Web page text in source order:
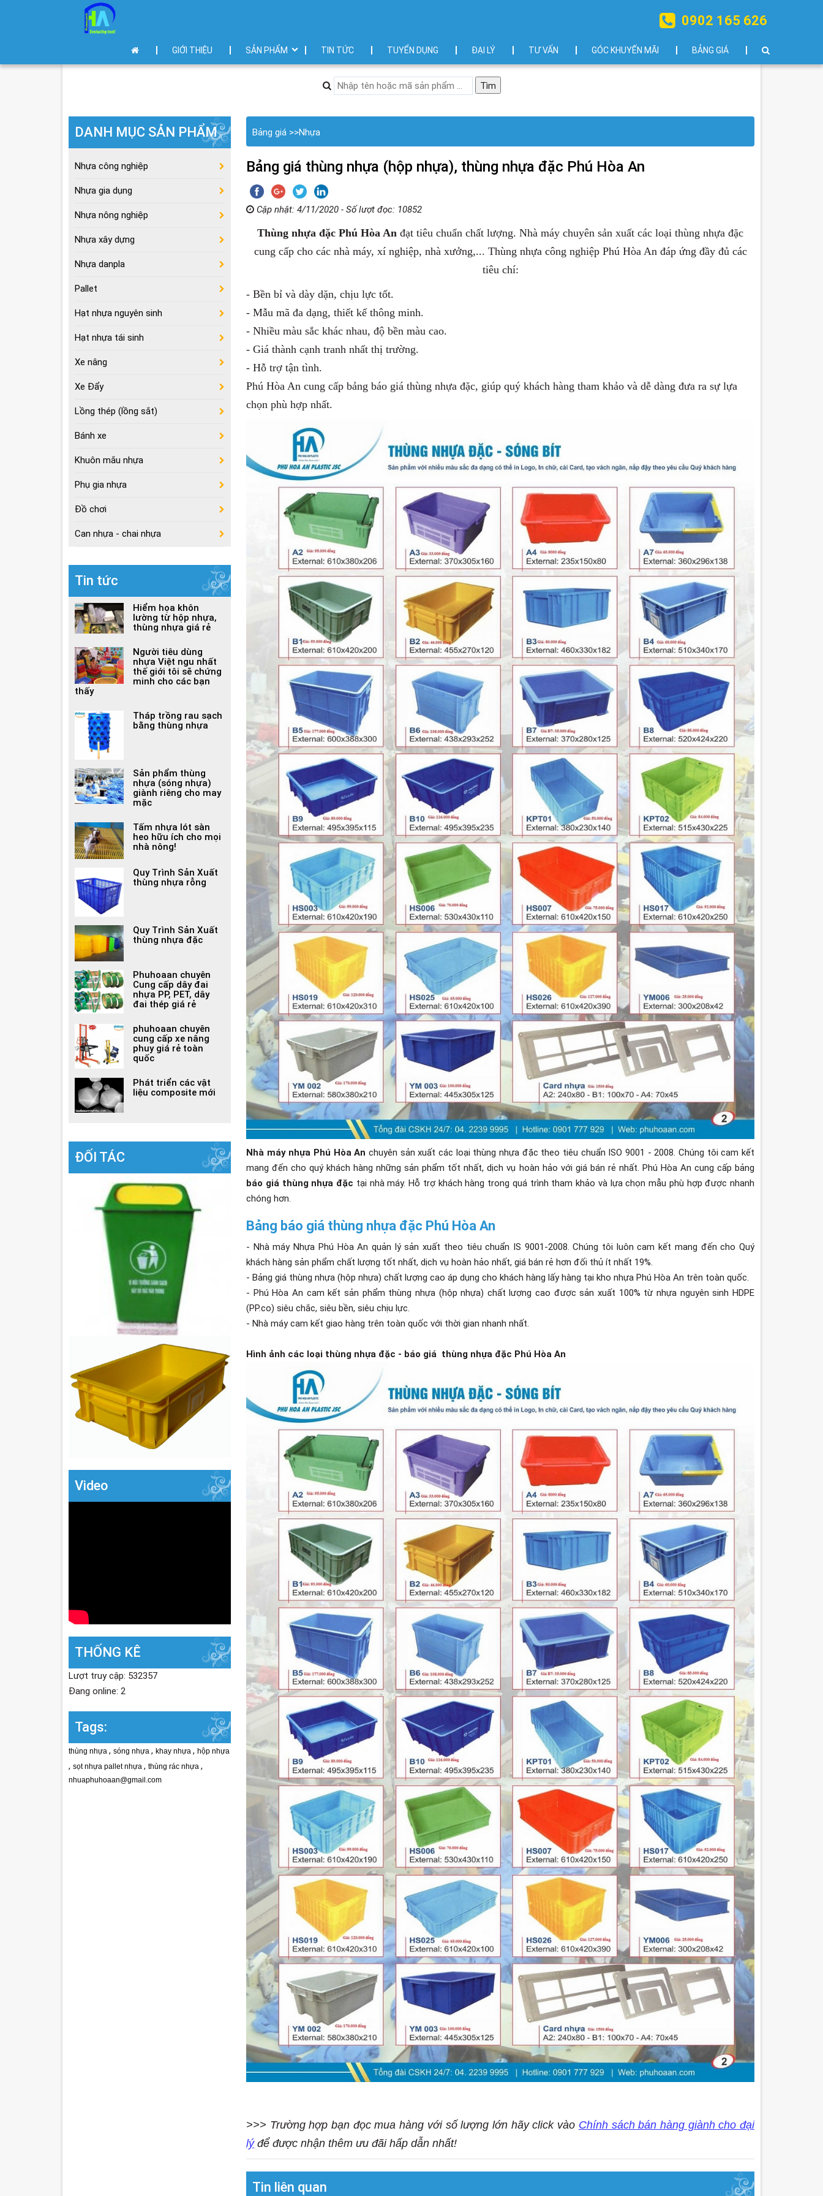
GIỚI THIỆU SẢN PHẨM TIN TỨC TUYỂN DỤNG ĐẠI LÝ TƯ VẤN GÓC KHUYẾN MÃI BẢNG GIÁ
0902 165 626
Bảng giá >>Nhựa
Bảng giá thùng nhựa (hộp nhựa), thùng nhựa đặc Phú Hòa An
Cập nhật: 4/11/2020 - Số lượt đọc: 10852
Thùng nhựa đặc Phú Hòa An đạt tiêu chuẩn chất lượng. Nhà máy chuyên sản xuất các loại thùng nhựa đặc
cung cấp cho các nhà máy, xí nghiệp, nhà xưởng,... Thùng nhựa công nghiệp Phú Hòa An đáp ứng đầy đủ các
tiêu chí:
- Bền bỉ và dày dặn, chịu lực tốt.
- Mẫu mã đa dạng, thiết kế thông minh.
- Nhiều màu sắc khác nhau, độ bền màu cao.
- Giá thành cạnh tranh nhất thị trường.
- Hỗ trợ tận tình.
Phú Hòa An cung cấp bảng báo giá thùng nhựa đặc, giúp quý khách hàng tham khảo và dễ dàng đưa ra sự lựa
chọn phù hợp nhất.
Nhà máy nhựa Phú Hòa An chuyên sản xuất các loại thùng nhựa đặc theo tiêu chuẩn ISO 9001 - 2008. Chúng tôi cam kết
mang đến cho quý khách hàng những sản phẩm tốt nhất, dịch vụ hoàn hảo với giá bán rẻ nhất. Phú Hòa An cung cấp bảng
báo giá thùng nhựa đặc tại nhà máy. Hỗ trợ khách hàng trong quá trình tham khảo và lựa chọn mẫu phù hợp được nhanh
chóng hơn.
Bảng báo giá thùng nhựa đặc Phú Hòa An
- Nhà máy Nhựa Phú Hòa An quản lý sản xuất theo tiêu chuẩn IS 9001-2008. Chúng tôi luôn cam kết mang đến cho Quý
khách hàng sản phẩm chất lượng tốt nhất, dịch vụ hoàn hảo nhất, giá bán rẻ hơn đối thủ ít nhất 19%.
- Bảng giá thùng nhựa (hộp nhựa) chất lượng cao áp dụng cho khách hàng lấy hàng tại kho nhựa Phú Hòa An trên toàn quốc.
- Phú Hòa An cam kết sản phẩm thùng nhựa (hộp nhựa) chất lượng cao được sản xuất 100% từ nhựa nguyên sinh HDPE
(PP.co) siêu chắc, siêu bền, siêu chịu lực.
- Nhà máy cam kết giao hàng trên toàn quốc với thời gian nhanh nhất.
Hình ảnh các loại thùng nhựa đặc - báo giá thùng nhựa đặc Phú Hòa An
>>> Trường hợp bạn đọc mua hàng với số lượng lớn hãy click vào Chính sách bán hàng giành cho đại
lýđể được nhận thêm ưu đãi hấp dẫn nhất!
Tin liên quan
DANH MỤC SẢN PHẨM
Nhựa công nghiệp
Nhựa gia dụng
Nhựa nông nghiệp
Nhựa xây dựng
Nhựa danpla
Pallet
Hạt nhựa nguyên sinh
Hạt nhựa tái sinh
Xe nâng
Xe Đẩy
Lồng thép (lồng sắt)
Bánh xe
Khuôn mắu nhựa
Phụ gia nhựa
Đồ chơi
Can nhựa - chai nhựa
Tin tức
Hiểm họa khôn
lường từ hộp nhựa,
thùng nhựa giá rẻ
Người tiêu dùng
nhựa Việt ngu nhất
thế giới tôi sẽ chứng
minh cho các bạn
thấy
Tháp trồng rau sạch
bằng thùng nhựa
Sản phẩm thùng
nhựa (sóng nhựa)
giành riêng cho may
mặc
Tấm nhựa lót sàn
heo hữu ích cho mọi
nhà nông!
Quy Trình Sản Xuất
thùng nhựa rỗng
Quy Trình Sản Xuất
thùng nhựa đặc
Phuhoaan chuyên
Cung cấp dây đai
nhựa PP, PET, dây
đai thép giá rẻ
phuhoaan chuyên
cung cấp xe nâng
phuy giá rẻ toàn
quốc
Phát triển các vật
liệu composite mới
ĐỐI TÁC
Video
THỐNG KÊ
Lượt truy cập: 532357
Đang online: 2
Tags:
thùng nhựa , sóng nhựa , khay nhựa , hộp nhựa
, sọt nhựa pallet nhựa , thùng rác nhựa ,
nhuaphuhoaan@gmail.com